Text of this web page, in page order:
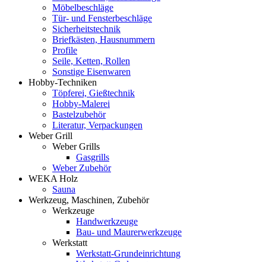
Möbelbeschläge
Tür- und Fensterbeschläge
Sicherheitstechnik
Briefkästen, Hausnummern
Profile
Seile, Ketten, Rollen
Sonstige Eisenwaren
Hobby-Techniken
Töpferei, Gießtechnik
Hobby-Malerei
Bastelzubehör
Literatur, Verpackungen
Weber Grill
Weber Grills
Gasgrills
Weber Zubehör
WEKA Holz
Sauna
Werkzeug, Maschinen, Zubehör
Werkzeuge
Handwerkzeuge
Bau- und Maurerwerkzeuge
Werkstatt
Werkstatt-Grundeinrichtung